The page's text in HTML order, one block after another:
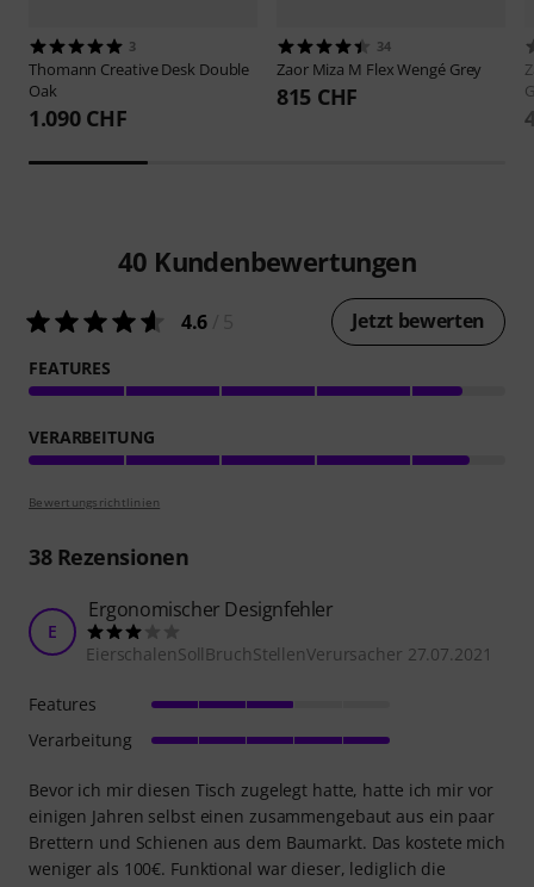
3
Thomann Creative Desk Double
Oak
1.090 CHF
34
Zaor Miza M Flex Wengé Grey
815 CHF
40 Kundenbewertungen
4.6 Jetzt bewerten
FEATURES
VERARBEITUNG
Bewertungsrichtlinien
38Rezensionen
E
Ergonomischer Designfehler
EierschalenSollBruchStellenVerursacher 27.07.2021
Bevor ich mir diesen Tisch zugelegt hatte, hatte ich mir vor
einigen Jahren selbst einen zusammengebaut aus ein paar
Brettern und Schienen aus dem Baumarkt. Das kostete mich
weniger als 100€. Funktional war dieser, lediglich die
Features
Verarbeitung